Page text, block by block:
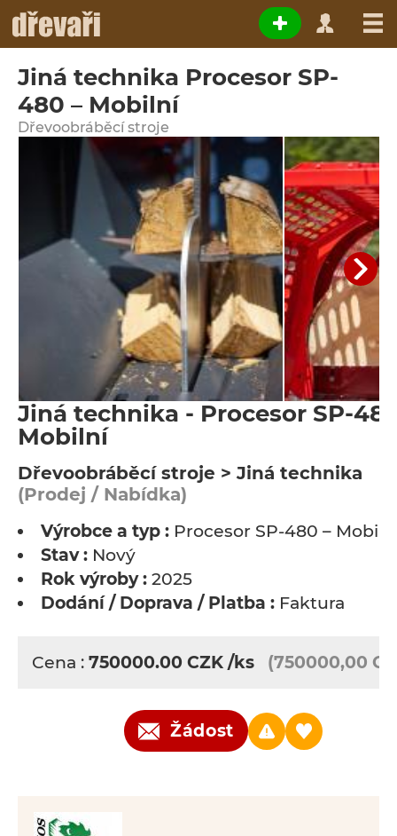
Jiná technika Procesor SP-
480 – Mobilní
Dřevoobráběcí stroje
Jiná technika - Procesor SP-
Mobilní
Dřevoobráběcí stroje > Jiná technika
(Prodej / Nabídka)
Výrobce a typ : Procesor SP-480 –
Stav : Nový
Rok výroby : 2025
Dodání / Doprava / Platba : Faktura
Cena : 750000.00 CZK /ks (750000,00
Žádost